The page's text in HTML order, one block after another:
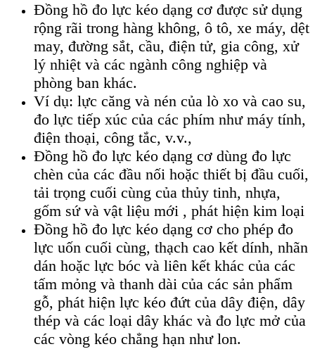
Đồng hồ đo lực kéo dạng cơ được sử dụng
rộng rãi trong hàng không, ô tô, xe máy, dệt
may, đường sắt, cầu, điện tử, gia công, xử
lý nhiệt và các ngành công nghiệp và
phòng ban khác.
Ví dụ: lực căng và nén của lò xo và cao su,
đo lực tiếp xúc của các phím như máy tính,
điện thoại, công tắc, v.v.,
Đồng hồ đo lực kéo dạng cơ dùng đo lực
chèn của các đầu nối hoặc thiết bị đầu cuối,
tải trọng cuối cùng của thủy tinh, nhựa,
gốm sứ và vật liệu mới , phát hiện kim loại
Đồng hồ đo lực kéo dạng cơ cho phép đo
lực uốn cuối cùng, thạch cao kết dính, nhãn
dán hoặc lực bóc và liên kết khác của các
tấm mỏng và thanh dài của các sản phẩm
gỗ, phát hiện lực kéo đứt của dây điện, dây
thép và các loại dây khác và đo lực mở của
các vòng kéo chẳng hạn như lon.